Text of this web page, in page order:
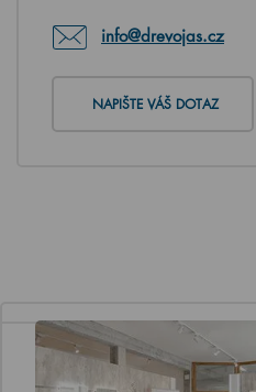
info@drevojas.cz
NAPIŠTE VÁŠ DOTAZ